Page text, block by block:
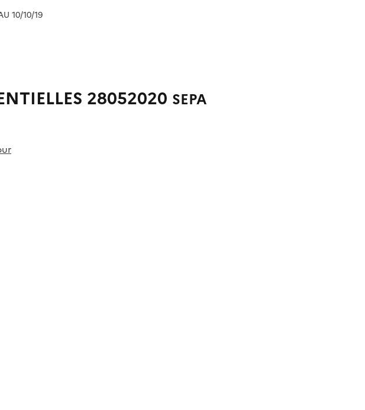
10/10/19
28052020 SEPA